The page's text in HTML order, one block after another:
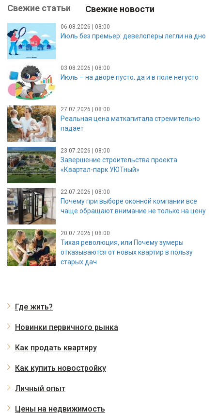
Свежие статьи Свежие новости
06.08.2026 | 08:00
Июль без премьер: девелоперы легли на дно
03.08.2026 | 08:00
Июль – на дворе пусто, да и в поле негусто
27.07.2026 | 08:00
Реальная цена маткапитала стремительно
падает
23.07.2026 | 08:00
Завершение строительства проекта
«Квартал-парк УЮТный»
22.07.2026 | 08:00
Почему при выборе оконной компании все
чаще обращают внимание не только на цену
20.07.2026 | 08:00
Тихая революция, или Почему зумеры
отказываются от новых квартир в пользу
старых дач
Где жить?
Новинки первичного рынка
Как продать квартиру
Как купить новостройку
Личный опыт
Цены на недвижимость